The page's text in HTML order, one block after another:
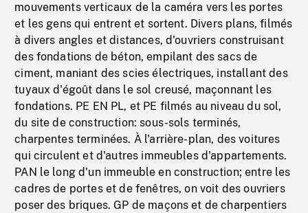
mouvements verticaux de la caméra vers les portes
et les gens qui entrent et sortent. Divers plans, filmés
à divers angles et distances, d'ouvriers construisant
des fondations de béton, empilant des sacs de
ciment, maniant des scies électriques, installant des
tuyaux d'égoût dans le sol creusé, maçonnant les
fondations. PE EN PL, et PE filmés au niveau du sol,
du site de construction: sous-sols terminés,
charpentes terminées. À l'arrière-plan, des voitures
qui circulent et d'autres immeubles d'appartements.
PAN le long d'un immeuble en construction; entre les
cadres de portes et de fenêtres, on voit des ouvriers
poser des briques. GP de maçons et de charpentiers